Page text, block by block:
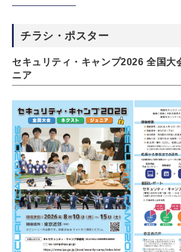
チラシ・ポスター
セキュリティ・キャンプ2026 全国大
ニア